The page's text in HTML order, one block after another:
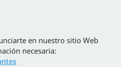
en nuestro sitio Web
necesaria: